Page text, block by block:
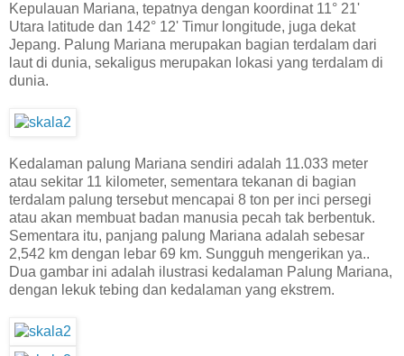
Kepulauan Mariana, tepatnya dengan koordinat 11° 21'
Utara latitude dan 142° 12' Timur longitude, juga dekat
Jepang. Palung Mariana merupakan bagian terdalam dari
laut di dunia, sekaligus merupakan lokasi yang terdalam di
dunia.
Kedalaman palung Mariana sendiri adalah 11.033 meter
atau sekitar 11 kilometer, sementara tekanan di bagian
terdalam palung tersebut mencapai 8 ton per inci persegi
atau akan membuat badan manusia pecah tak berbentuk.
Sementara itu, panjang palung Mariana adalah sebesar
2,542 km dengan lebar 69 km. Sungguh mengerikan ya..
Dua gambar ini adalah ilustrasi kedalaman Palung Mariana,
dengan lekuk tebing dan kedalaman yang ekstrem.